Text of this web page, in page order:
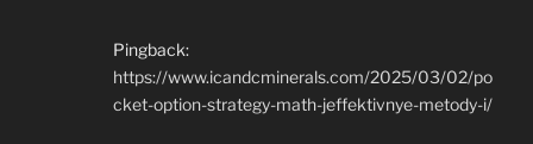
Pingback:
https://www.icandcminerals.com/2025/03/02/po
cket-option-strategy-math-jeffektivnye-metody-i/